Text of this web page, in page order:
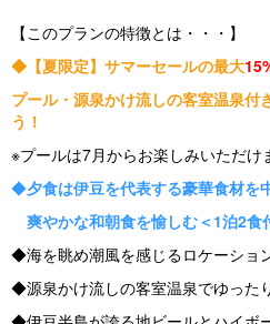
【このプランの特徴とは・・・】
◆【夏限定】サマーセールの最大
プール・源泉かけ流しの客室温泉付
う！
※プールは7月からお楽しみいただけ
◆夕食は伊豆を代表する豪華食材を
爽やかな和朝食を愉しむ＜1泊2食
◆海を眺め潮風を感じるロケーショ
◆源泉かけ流しの客室温泉でゆった